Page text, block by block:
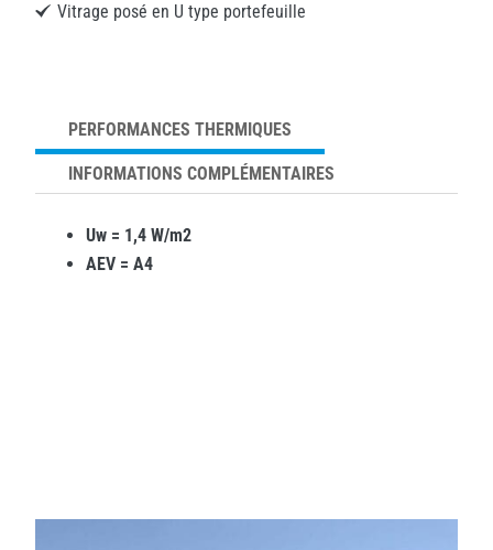
Vitrage posé en U type portefeuille
PERFORMANCES THERMIQUES
INFORMATIONS COMPLÉMENTAIRES
Uw = 1,4 W/m2
AEV = A4